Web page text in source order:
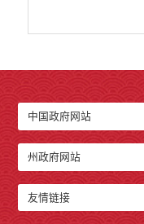
中国政府网站
州政府网站
友情链接